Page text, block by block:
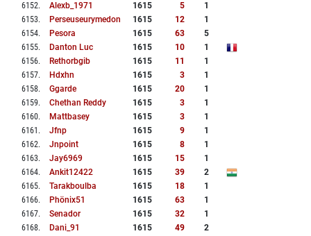
6152. Alexb_1971 1615 5
1
6153. Perseuseurymedon 1615 12
1
6154. Pesora 1615 63
5
6155. Danton Luc 1615 10
1
6156. Rethorbgib 1615 11
1
6157. Hdxhn 1615 3
1
6158. Ggarde 1615 20
1
6159. Chethan Reddy 1615 3
1
6160. Mattbasey 1615 3
1
6161 . Jfnp 1615 9
1
6162. Jnpoint 1615 8
1
6163. Jay6969 1615 15
1
6164. Ankit12422 1615 39
2
6165. Tarakboulba 1615 18
1
6166. Phönix51 1615 63
1
6167. Senador 1615 32
1
6168. Dani_91 1615 49
2